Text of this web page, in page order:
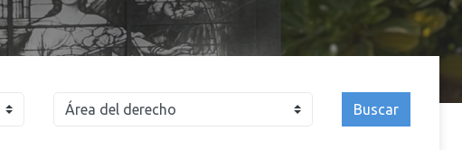
Buscar